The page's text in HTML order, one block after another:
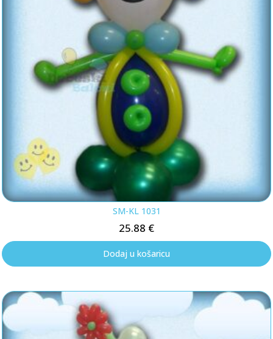
SM-KL 1031
25.88 €
Dodaj u košaricu